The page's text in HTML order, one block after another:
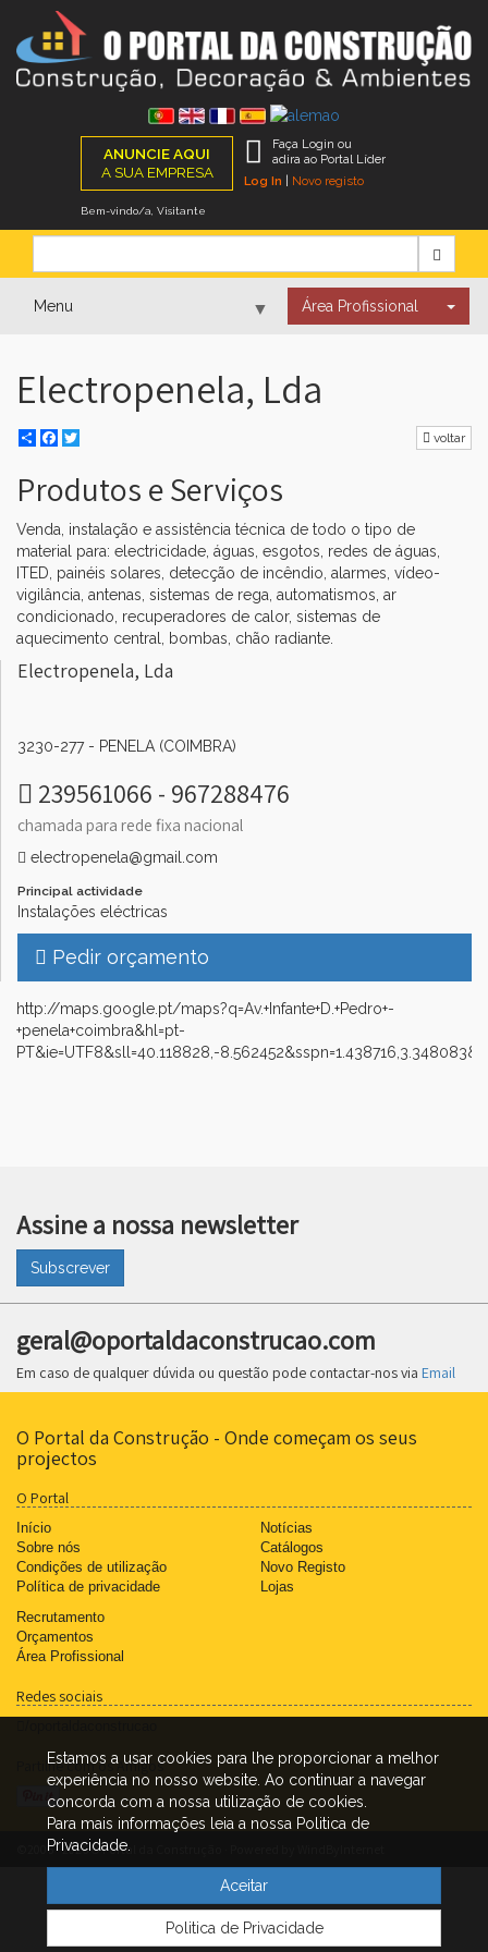
ANUNCIE AQUI
A SUA EMPRESA
Faça Login ou
adira ao Portal Líder
Log In
Novo registo
Bem-vindo/a, Visitante
Menu ▼
▼
▼
Área Profissional
Electropenela, Lda
ShareFacebook voltar
Produtos e Serviços
Venda, instalação e assistência técnica de todo o tipo de
material para: electricidade, águas, esgotos, redes de águas,
ITED, painéis solares, detecção de incêndio, alarmes, vídeo-
vigilância, antenas, sistemas de rega, automatismos, ar
condicionado, recuperadores de calor, sistemas de
aquecimento central, bombas, chão radiante.
Electropenela, Lda
3230-277 - PENELA (COIMBRA)
239561066 - 967288476
chamada para rede fixa nacional
electropenela@gmail.com
Principal actividade
Instalações eléctricas
Pedir orçamento
http://maps.google.pt/maps?q=Av.+Infante+D.+Pedro+-
+penela+coimbra&hl=pt-
PT&ie=UTF8&sll=40.118828,-
Assine a nossa newsletter
Subscrever
geral@oportaldaconstrucao.com
Em caso de qualquer dúvida ou questão pode contactar-nos via Email
O Portal da Construção - Onde começam os seus
projectos
O Portal
Início
Sobre nós
Condições de utilização
Política de privacidade
Notícias
Catálogos
Novo Registo
Lojas
Recrutamento
Orçamentos
Área Profissional
Redes sociais
Partilhe com os Amigos
©2006 - 2026 O Portal da Construção · Powered by
Estamos a usar cookies para lhe proporcionar a melhor
experiência no nosso website. Ao continuar a navegar
concorda com a nossa utilização de cookies.
Para mais informações leia a nossa Politica de
Privacidade.
Aceitar
Politica de Privacidade